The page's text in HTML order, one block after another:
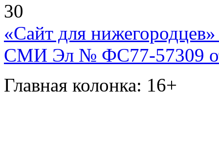
30
«Сайт для нижегородцев»
СМИ Эл № ФС77-57309
Главная колонка: 16+